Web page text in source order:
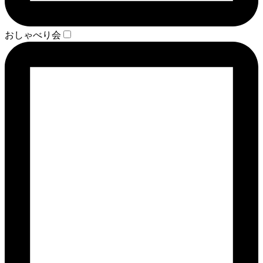
おしゃべり会